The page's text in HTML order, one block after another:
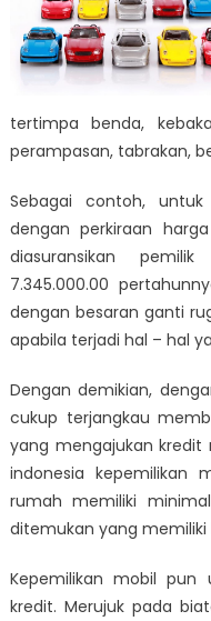
tertimpa benda,
perampasan, tabrakan,
Sebagai contoh,
dengan perkiraan
diasuransikan
7.345.000.00
dengan besaran ganti
apabila terjadi hal – hal
Dengan demikian,
cukup terjangkau
yang mengajukan kredit
indonesia kepemilikan
rumah memiliki
ditemukan yang memiliki
Kepemilikan mobil pun
kredit. Merujuk pada